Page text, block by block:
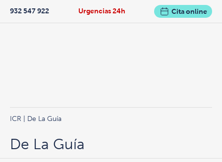
Urgencias 24h
932 547 922 Cita online
ICR | De La Guía
De La Guía